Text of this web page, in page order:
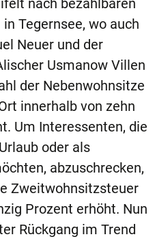
nach bezahlbaren
Tegernsee, wo auch
Neuer und der
Usmanow Villen
der Nebenwohnsitze
innerhalb von zehn
Um Interessenten, die
oder als
abzuschrecken,
Zweitwohnsitzsteuer
Prozent erhöht. Nun
Rückgang im Trend